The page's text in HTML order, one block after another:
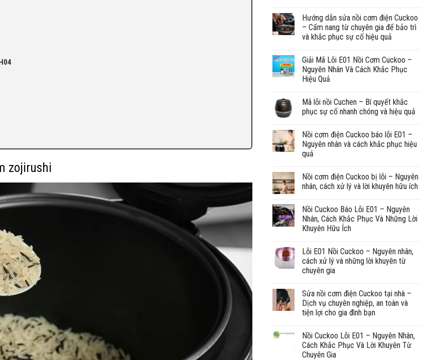
zojirushi
Hướng dẫn sửa nồi cơm điện Cuckoo
– Cẩm nang từ chuyên gia để bảo trì
và khắc phục sự cố hiệu quả
Giải Mã Lỗi E01 Nồi Cơm Cuckoo –
Nguyên Nhân Và Cách Khắc Phục
Hiệu Quả
Mã lỗi nồi Cuchen – Bí quyết khắc
phục sự cố nhanh chóng và hiệu quả
Nồi cơm điện Cuckoo báo lỗi E01 –
Nguyên nhân và cách khắc phục hiệu
quả
Nồi cơm điện Cuckoo bị lỗi – Nguyên
nhân, cách xử lý và lời khuyên hữu ích
Nồi Cuckoo Báo Lỗi E01 – Nguyên
Nhân, Cách Khắc Phục Và Những Lời
Khuyên Hữu Ích
Lỗi E01 Nồi Cuckoo – Nguyên nhân,
cách xử lý và những lời khuyên từ
chuyên gia
Sửa nồi cơm điện Cuckoo tại nhà –
Dịch vụ chuyên nghiệp, an toàn và
tiện lợi cho gia đình bạn
Nồi Cuckoo Lỗi E01 – Nguyên Nhân,
Cách Khắc Phục Và Lời Khuyên Từ
Chuyên Gia